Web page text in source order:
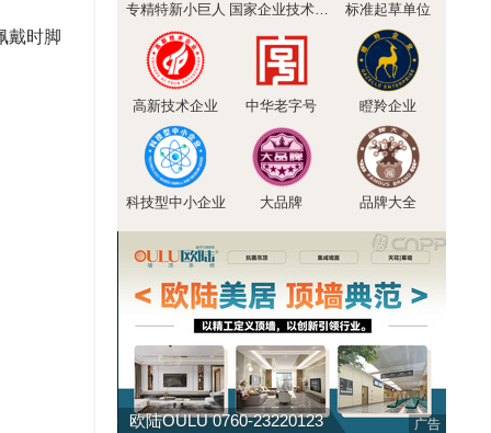
戴时脚
专精特新小巨人 国家企业技术中心 标准起草单位
高新技术企业 中华老字号 瞪羚企业
科技型中小企业 大品牌 品牌大全
欧陆OULU 0760-23220123 广告